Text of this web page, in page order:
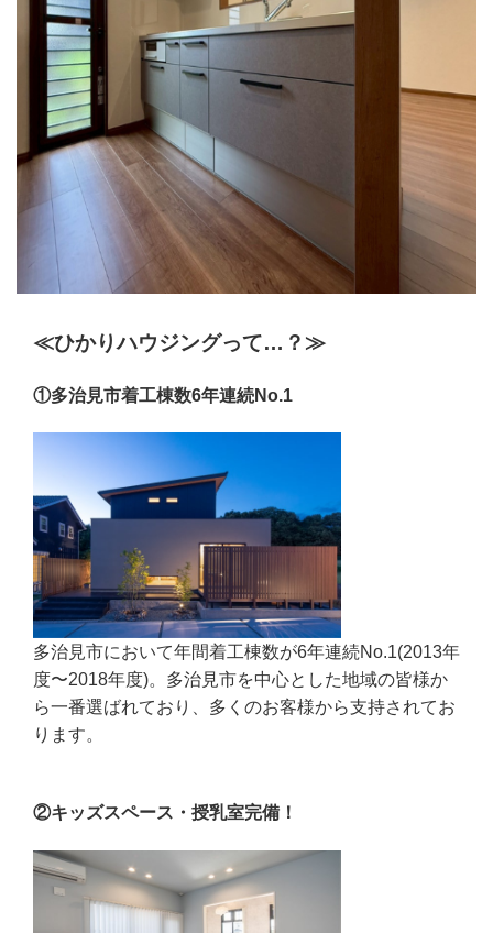
≪ひかりハウジングって…？≫
①多治見市着工棟数6年連続No.1
多治見市において年間着工棟数が6年連続No.1(2013年
度〜2018年度)。多治見市を中心とした地域の皆様か
ら一番選ばれており、多くのお客様から支持されてお
ります。
②キッズスペース・授乳室完備！